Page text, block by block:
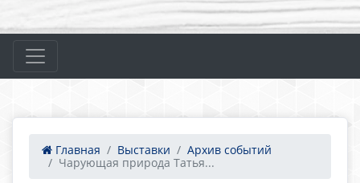
Главная Выставки
Архив событий
Чарующая природа Татья...